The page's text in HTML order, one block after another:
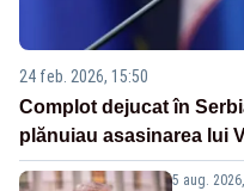
24 feb. 2026, 15:50
Complot dejucat în
plănuiau asasinarea lui
5 aug.